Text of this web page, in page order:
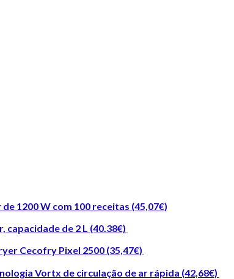
1200 W com 100 receitas (45,07€)
de 2 L (40.38€)
Cecofry Pixel 2500 (35,47€)
Vortx de circulação de ar rápida (42,68€)